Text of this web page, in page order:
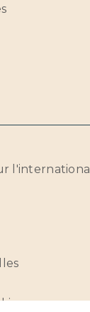
l'international